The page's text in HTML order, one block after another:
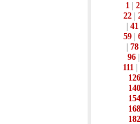
1
2
22|
41
59|
78
96
111|
126
140
154
168
182